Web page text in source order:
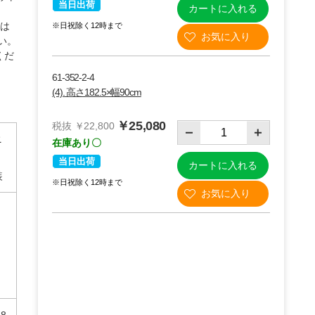
だ
当日出荷
※日祝除く12時まで
カートに入れる
61-352-2-4
(4). 高さ182.5×幅90cm
税抜 ￥22,800 ￥25,080
在庫あり〇
当日出荷
※日祝除く12時まで
カートに入れる